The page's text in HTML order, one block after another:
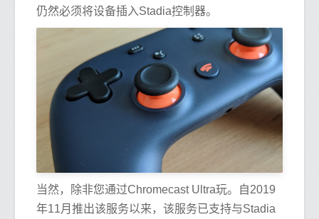
仍然必须将设备插入Stadia控制器。
当然，除非您通过Chromecast Ultra玩。自2019
年11月推出该服务以来，该服务已支持与Stadia